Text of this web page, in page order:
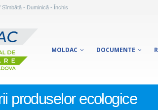
Sîmbătă - Duminică - Închis
MOLDAC DOCUMENTE
produselor ecologice